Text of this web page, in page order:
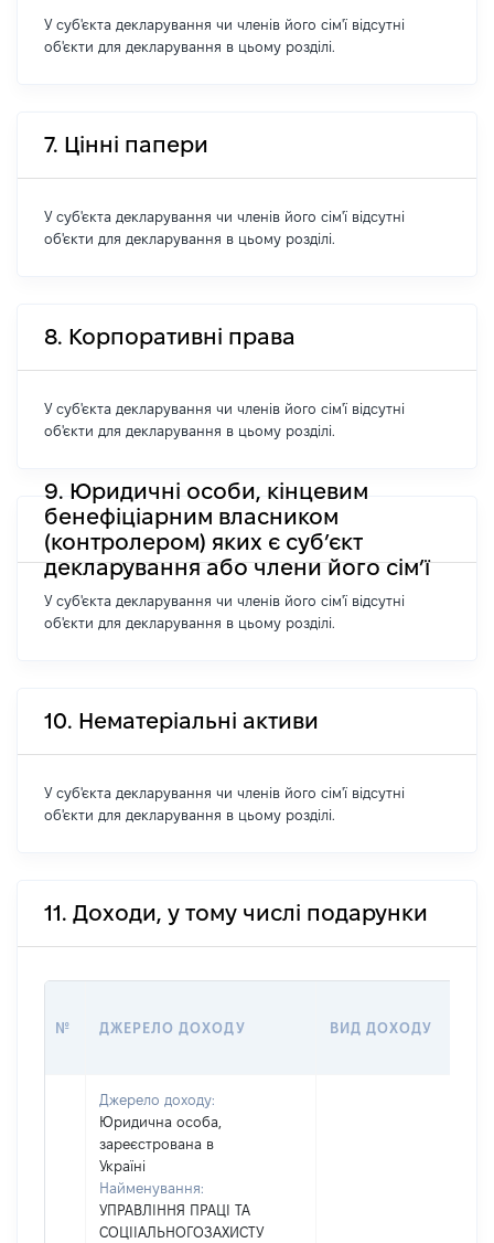
У суб'єкта декларування чи членів його сім'ї відсутні
об'єкти для декларування в цьому розділі.
7. Цінні папери
У суб'єкта декларування чи членів його сім'ї відсутні
об'єкти для декларування в цьому розділі.
8. Корпоративні права
У суб'єкта декларування чи членів його сім'ї відсутні
об'єкти для декларування в цьому розділі.
9. Юридичні особи, кінцевим
бенефіціарним власником
(контролером) яких є суб’єкт
декларування або члени його сім’ї
У суб'єкта декларування чи членів його сім'ї відсутні
об'єкти для декларування в цьому розділі.
10. Нематеріальні активи
У суб'єкта декларування чи членів його сім'ї відсутні
об'єкти для декларування в цьому розділі.
11. Доходи, у тому числі подарунки
№ ДЖЕРЕЛО ДОХОДУ ВИД ДОХОДУ
Джерело доходу:
Юридична особа,
зареєстрована в
Україні
Найменування:
УПРАВЛІННЯ ПРАЦІ ТА
СОЦІІАЛЬНОГОЗАХИСТУ